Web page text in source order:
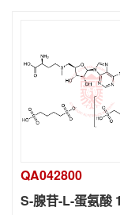
QA042800
S-腺苷-L-蛋氨酸